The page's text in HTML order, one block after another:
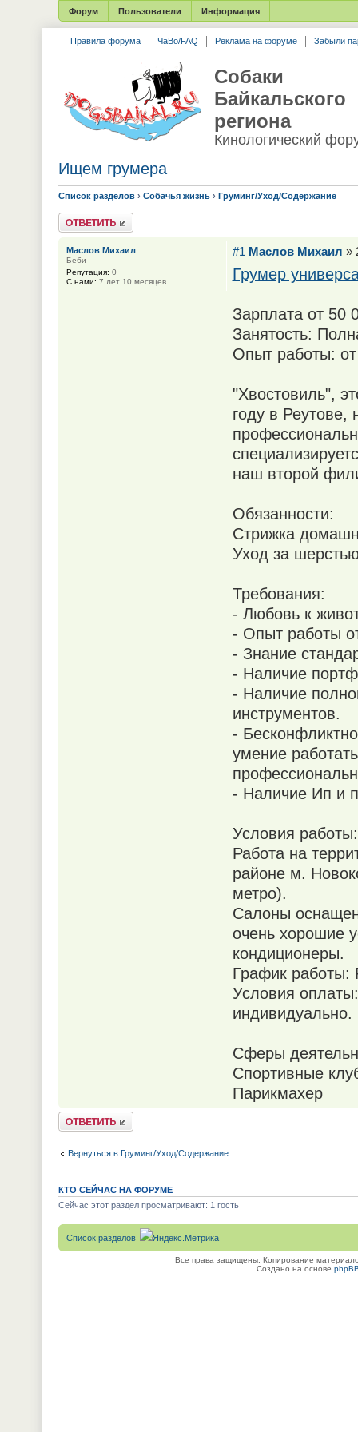
Форум Пользователи Информация
Правила форума ЧаВо/FAQ Реклама на форуме Забыли
Собаки
Байкальского
региона
Кинологический
Ищем грумера
Список разделов › Собачья жизнь › Груминг/Уход/Содержание
Ответить
#1 Маслов Михаил »
Грумер
Зарплата от 50
Занятость:
Опыт работы: от
"Хвостовиль",
году в
наш второй
Обязанности:
Стрижка
Уход за
Требования:
- Любовь к
- Опыт работы
- Знание
- Наличие
- Наличие
инструментов.
-
умение
- Наличие Ип и
Условия работы:
Работа на
районе м.
метро).
Салоны
очень хорошие
кондиционеры.
График работы:
Условия
индивидуально.
Сферы
Спортивные
Парикмахер
Маслов Михаил
Беби
Репутация: 0
С нами: 7 лет 10 месяцев
Ответить
Вернуться в Груминг/Уход/Содержание
КТО СЕЙЧАС НА ФОРУМЕ
Сейчас этот раздел просматривают: 1 гость
Список разделов
Все права защищены. Копирование
Создано на основе